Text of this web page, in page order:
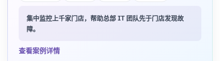
集中监控上千家门店，帮助总部 IT 团队先于门店发现故
障。
查看案例详情